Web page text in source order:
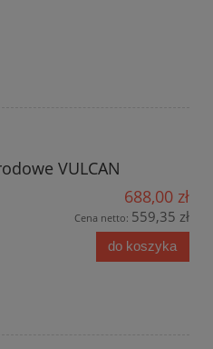
VULCAN
688,00 zł
Cena netto: 559,35 zł
do koszyka